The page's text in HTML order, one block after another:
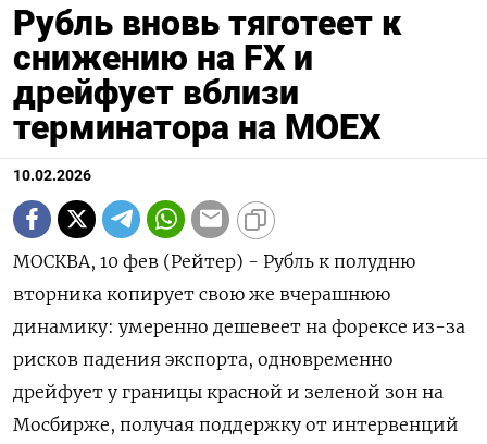
Рубль вновь тяготеет к
снижению на FX и
дрейфует вблизи
терминатора на MOEX
10.02.2026
МОСКВА, 10 фев (Рейтер) - Рубль к полудню
вторника копирует свою же вчерашнюю
динамику: умеренно дешевеет на форексе из-за
рисков падения экспорта, одновременно
дрейфует у границы красной и зеленой зон на
Мосбирже, получая поддержку от интервенций